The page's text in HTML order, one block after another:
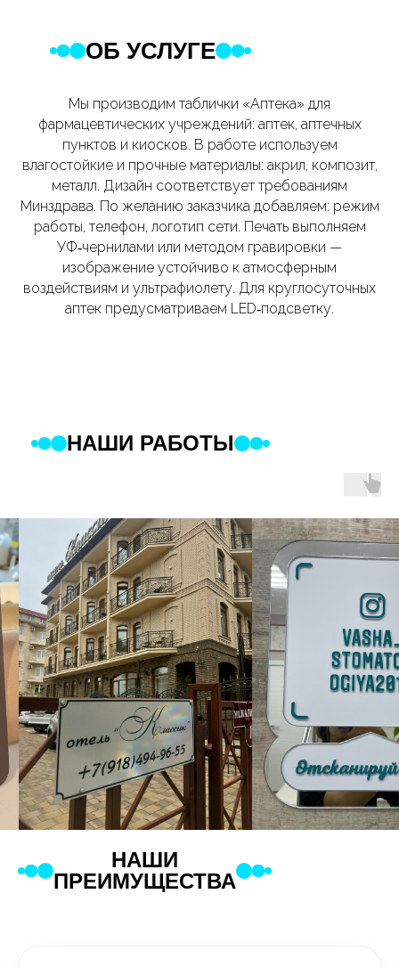
ОБ УСЛУГЕ
Мы производим таблички «Аптека» для
фармацевтических учреждений: аптек, аптечных
пунктов и киосков. В работе используем
влагостойкие и прочные материалы: акрил, композит,
металл. Дизайн соответствует требованиям
Минздрава. По желанию заказчика добавляем: режим
работы, телефон, логотип сети. Печать выполняем
УФ‑чернилами или методом гравировки —
изображение устойчиво к атмосферным
воздействиям и ультрафиолету. Для круглосуточных
аптек предусматриваем LED‑подсветку.
НАШИ РАБОТЫ
НАШИ
ПРЕИМУЩЕСТВА